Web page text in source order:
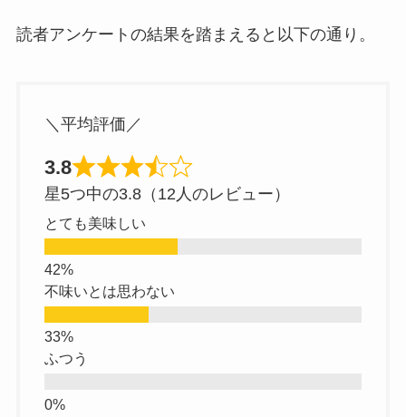
読者アンケートの結果を踏まえると以下の通り。
＼平均評価／
3.8
星5つ中の3.8（12人のレビュー）
とても美味しい
不味いとは思わない
ふつう